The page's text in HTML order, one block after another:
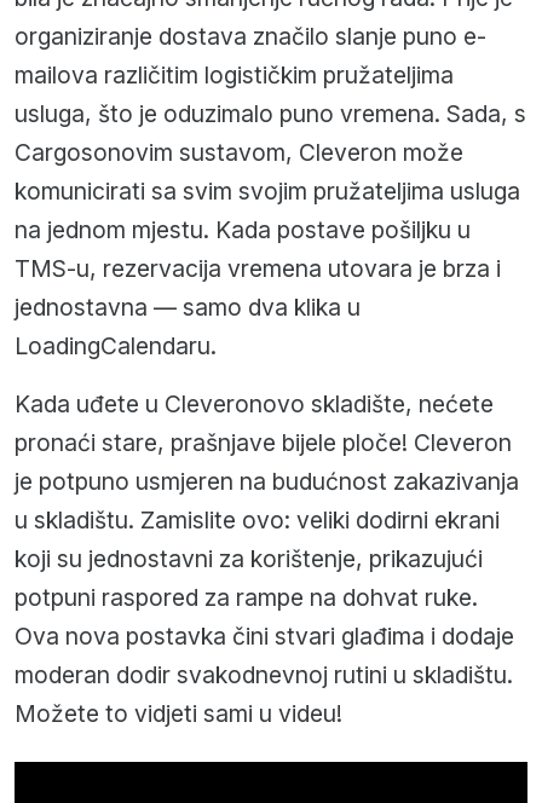
organiziranje dostava značilo slanje puno e-
mailova različitim logističkim pružateljima
usluga, što je oduzimalo puno vremena. Sada, s
Cargosonovim sustavom, Cleveron može
komunicirati sa svim svojim pružateljima usluga
na jednom mjestu. Kada postave pošiljku u
TMS-u, rezervacija vremena utovara je brza i
jednostavna — samo dva klika u
LoadingCalendaru.
Kada uđete u Cleveronovo skladište, nećete
pronaći stare, prašnjave bijele ploče! Cleveron
je potpuno usmjeren na budućnost zakazivanja
u skladištu. Zamislite ovo: veliki dodirni ekrani
koji su jednostavni za korištenje, prikazujući
potpuni raspored za rampe na dohvat ruke.
Ova nova postavka čini stvari glađima i dodaje
moderan dodir svakodnevnoj rutini u skladištu.
Možete to vidjeti sami u videu!